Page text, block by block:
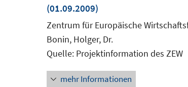
(01.09.2009)
Zentrum für Europäische
Bonin, Holger, Dr.
Quelle: Projektinformation des ZEW
mehr Informationen